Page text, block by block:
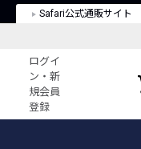
Safari公式通販サイト
ログイ
ン・新
規会員
登録